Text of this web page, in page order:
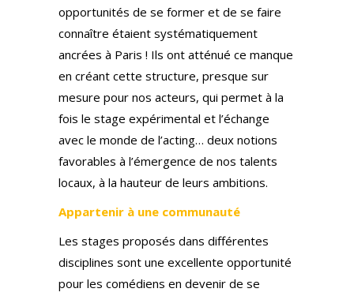
opportunités de se former et de se faire
connaître étaient systématiquement
ancrées à Paris ! Ils ont atténué ce manque
en créant cette structure, presque sur
mesure pour nos acteurs, qui permet à la
fois le stage expérimental et l’échange
avec le monde de l’acting… deux notions
favorables à l’émergence de nos talents
locaux, à la hauteur de leurs ambitions.
Appartenir à une communauté
Les stages proposés dans différentes
disciplines sont une excellente opportunité
pour les comédiens en devenir de se